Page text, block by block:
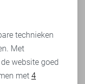
technieken
Met
website goed
met 4